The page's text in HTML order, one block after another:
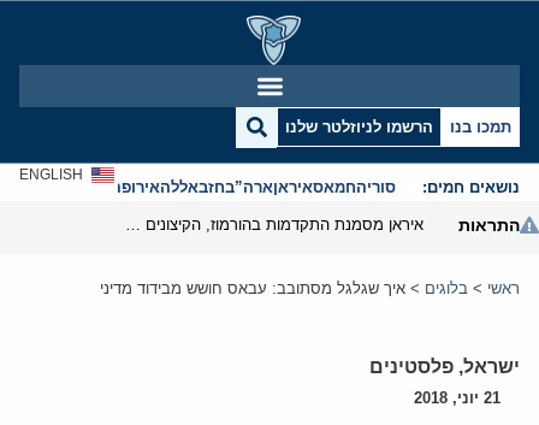
תמכו בנו הרשמו לניוזלטר שלנו
נושאים חמים: סוריהחמאסאיראןארה”בחזבאללהאירופהאנטישמיות
ENGLISH
התראות
ראשי > בלוגים > איך שגלגל מסתובב: עבאס חושש מבידוד מדיני
ישראל, פלסטינים
21 יוני, 2018